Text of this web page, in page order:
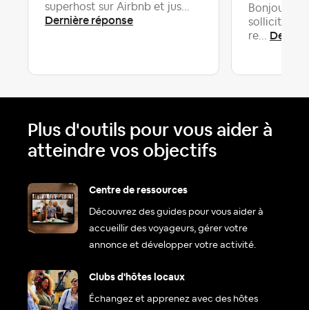
superhost sur Airbnb et jus...
Dernière réponse
Bonjour à
sollicite
re...
Plus d'outils pour vous aider à
atteindre vos objectifs
Centre de ressources
Découvrez des guides pour vous aider à
accueillir des voyageurs, gérer votre
annonce et développer votre activité.
Clubs d'hôtes locaux
Échangez et apprenez avec des hôtes